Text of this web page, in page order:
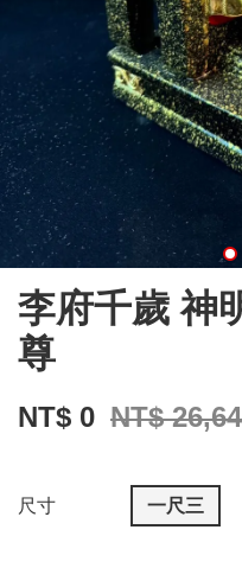
李府千歲 神
尊
NT$ 0 NT$
尺寸 一尺三